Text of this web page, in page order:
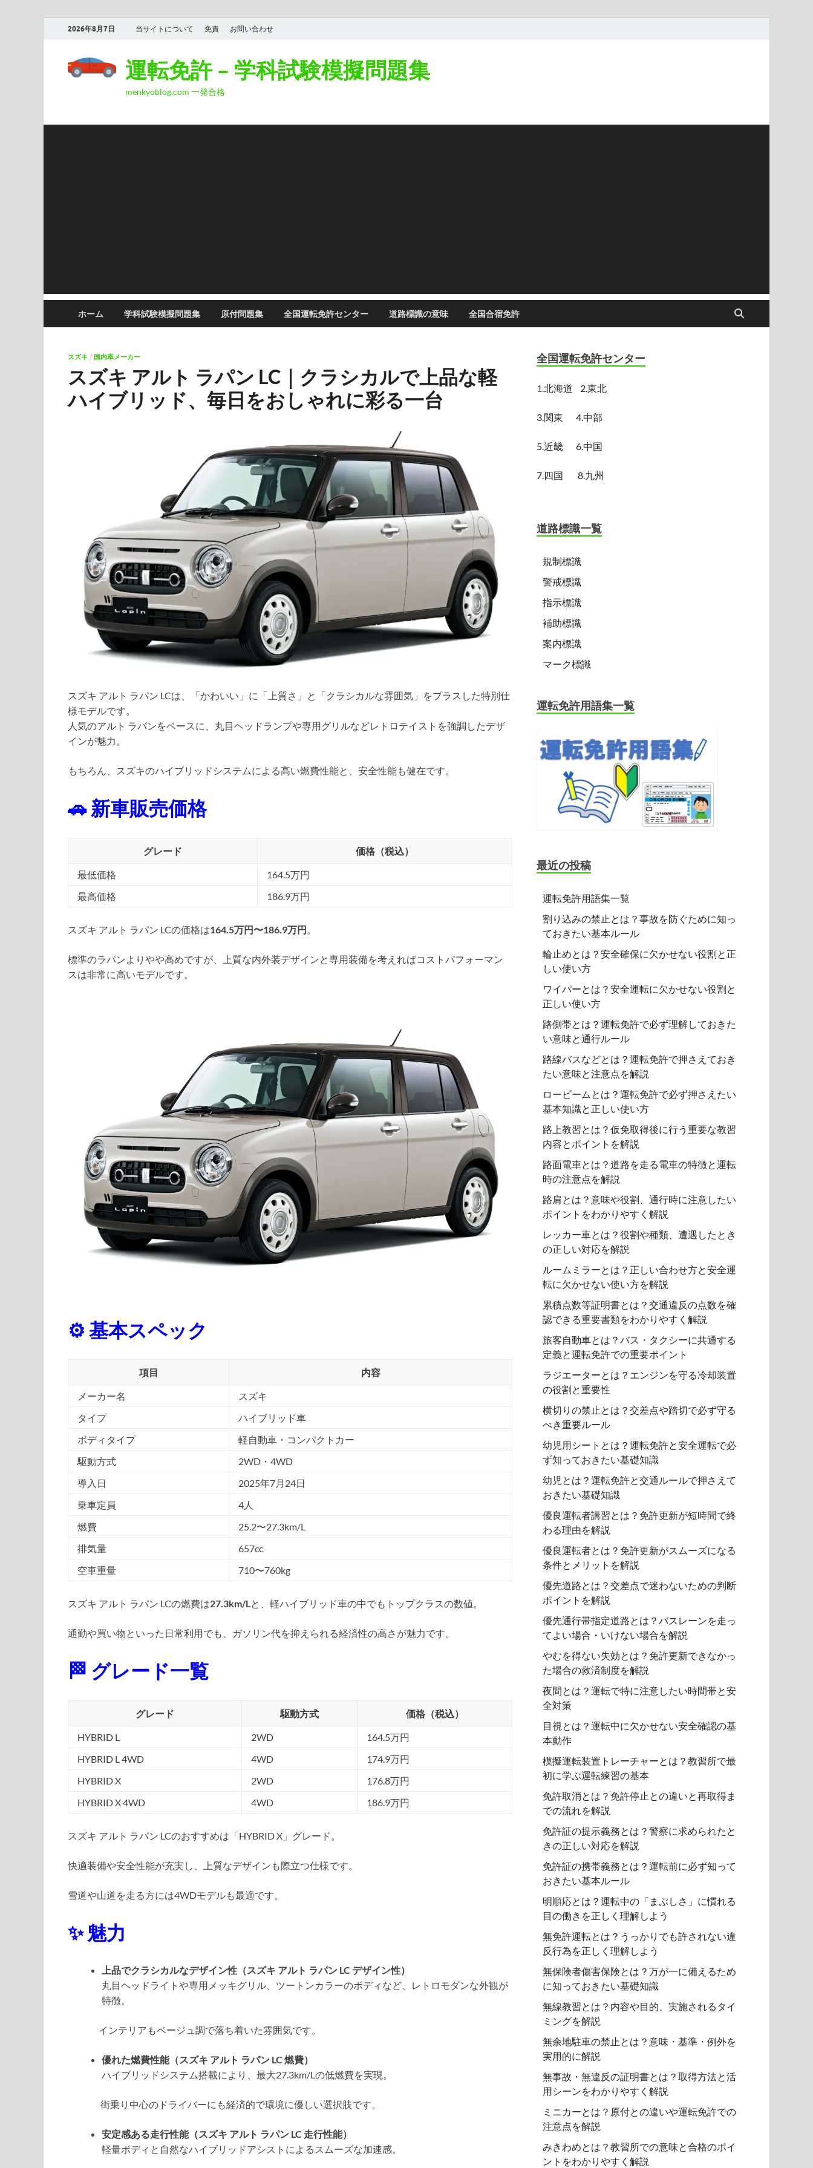
2026年8月7日 当サイトについて 免責 お問い合わせ
運転免許 – 学科試験模擬問題集
menkyoblog.com 一発合格
ホーム 学科試験模擬問題集 原付問題集 全国運転免許センター 道路標識の意味 全国合宿免許
スズキ / 国内車メーカー
スズキ アルト ラパン LC｜クラシカルで上品な軽
ハイブリッド、毎日をおしゃれに彩る一台
スズキ アルト ラパン LCは、「かわいい」に「上質さ」と「クラシカルな雰囲気」をプラスした特別仕
様モデルです。
人気のアルト ラパンをベースに、丸目ヘッドランプや専用グリルなどレトロテイストを強調したデザ
インが魅力。
もちろん、スズキのハイブリッドシステムによる高い燃費性能と、安全性能も健在です。
🚗 新車販売価格
グレード 価格（税込）
最低価格
164.5万円
最高価格
186.9万円
スズキ アルト ラパン LCの価格は164.5万円〜186.9万円
標準のラパンよりやや高めですが、上質な内外装デザインと専用装備を考えればコストパフォーマン
スは非常に高いモデルです。
⚙️ 基本スペック
項目 内容
メーカー名
スズキ
タイプ
ハイブリッド車
ボディタイプ
軽自動車・コンパクトカー
駆動方式
2WD・4WD
導入日
2025年7月24日
乗車定員
4人
燃費
25.2〜27.3km/L
排気量
657cc
空車重量
710〜760kg
スズキ アルト ラパン LCの燃費は27.3km/Lと、軽ハイブリッド車の中でもトップクラスの数値。
通勤や買い物といった日常利用でも、ガソリン代を抑えられる経済性の高さが魅力です。
🏁 グレード一覧
グレード 駆動方式 価格（税込）
HYBRID L 2WD
164.5万円
HYBRID L 4WD
4WD
174.9万円
HYBRID X
2WD
176.8万円
HYBRID X 4WD
4WD 186.9万円
スズキ アルト ラパン LCのおすすめは「HYBRID X」グレード。
快適装備や安全性能が充実し、上質なデザインも際立つ仕様です。
雪道や山道を走る方には4WDモデルも最適です。
✨ 魅力
上品でクラシカルなデザイン性（スズキ アルト ラパン LC デザイン性）
丸目ヘッドライトや専用メッキグリル、ツートンカラーのボディなど、レトロモダンな外観が
特徴。
インテリアもベージュ調で落ち着いた雰囲気です。
優れた燃費性能（スズキ アルト ラパン LC 燃費）
ハイブリッドシステム搭載により、最大27.3km/Lの低燃費を実現。
街乗り中心のドライバーにも経済的で環境に優しい選択肢です。
安定感ある走行性能（スズキ アルト ラパン LC 走行性能）
軽量ボディと自然なハイブリッドアシストによるスムーズな加速感。
全国運転免許センター
1.北海道 2.東北
3.関東 4.中部
5.近畿 6.中国
7.四国 8.九州
道路標識一覧
規制標識
警戒標識
指示標識
補助標識
案内標識
マーク標識
運転免許用語集一覧
最近の投稿
運転免許用語集一覧
割り込みの禁止とは？事故を防ぐために知っ
ておきたい基本ルール
輪止めとは？安全確保に欠かせない役割と正
しい使い方
ワイパーとは？安全運転に欠かせない役割と
正しい使い方
路側帯とは？運転免許で必ず理解しておきた
い意味と通行ルール
路線バスなどとは？運転免許で押さえておき
たい意味と注意点を解説
ロービームとは？運転免許で必ず押さえたい
基本知識と正しい使い方
路上教習とは？仮免取得後に行う重要な教習
内容とポイントを解説
路面電車とは？道路を走る電車の特徴と運転
時の注意点を解説
路肩とは？意味や役割、通行時に注意したい
ポイントをわかりやすく解説
レッカー車とは？役割や種類、遭遇したとき
の正しい対応を解説
ルームミラーとは？正しい合わせ方と安全運
転に欠かせない使い方を解説
累積点数等証明書とは？交通違反の点数を確
認できる重要書類をわかりやすく解説
旅客自動車とは？バス・タクシーに共通する
定義と運転免許での重要ポイント
ラジエーターとは？エンジンを守る冷却装置
の役割と重要性
横切りの禁止とは？交差点や踏切で必ず守る
べき重要ルール
幼児用シートとは？運転免許と安全運転で必
ず知っておきたい基礎知識
幼児とは？運転免許と交通ルールで押さえて
おきたい基礎知識
優良運転者講習とは？免許更新が短時間で終
わる理由を解説
優良運転者とは？免許更新がスムーズになる
条件とメリットを解説
優先道路とは？交差点で迷わないための判断
ポイントを解説
優先通行帯指定道路とは？バスレーンを走っ
てよい場合・いけない場合を解説
やむを得ない失効とは？免許更新できなかっ
た場合の救済制度を解説
夜間とは？運転で特に注意したい時間帯と安
全対策
目視とは？運転中に欠かせない安全確認の基
本動作
模擬運転装置トレーチャーとは？教習所で最
初に学ぶ運転練習の基本
免許取消とは？免許停止との違いと再取得ま
での流れを解説
免許証の提示義務とは？警察に求められたと
きの正しい対応を解説
免許証の携帯義務とは？運転前に必ず知って
おきたい基本ルール
明順応とは？運転中の「まぶしさ」に慣れる
目の働きを正しく理解しよう
無免許運転とは？うっかりでも許されない違
反行為を正しく理解しよう
無保険者傷害保険とは？万が一に備えるため
に知っておきたい基礎知識
無線教習とは？内容や目的、実施されるタイ
ミングを解説
無余地駐車の禁止とは？意味・基準・例外を
実用的に解説
無事故・無違反の証明書とは？取得方法と活
用シーンをわかりやすく解説
ミニカーとは？原付との違いや運転免許での
注意点を解説
みきわめとは？教習所での意味と合格のポイ
ントをわかりやすく解説